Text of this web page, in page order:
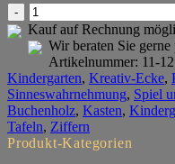
Montessori
Kasten
für
Sandpapier
Ziffern
Menge
Kauf auf Rechnung
Wir beraten Sie gerne
Artikelnummer: 11-
Kindergarten, Kreativ-Ecke,
Sinneswahrnehmung, Spiel
Buchenholz, Kasten,
Tafeln, Ziffern
Produkt-Kategorien